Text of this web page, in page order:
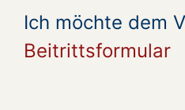
Ich möchte dem
Beitrittsformular